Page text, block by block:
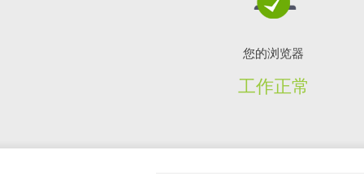
您的浏览器
工作正常